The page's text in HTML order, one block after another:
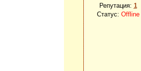
Репутация: 1
Статус: Offline